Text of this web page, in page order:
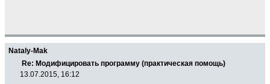
Nataly-Mak
Re: Модифицировать программу (практическая помощь)
13.07.2015, 16:12